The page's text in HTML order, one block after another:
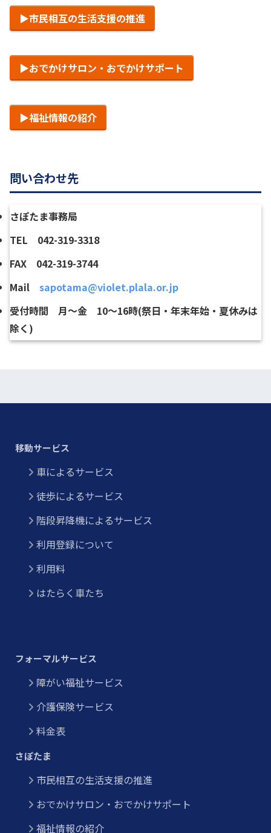
▶︎市民相互の生活支援の推進
▶︎おでかけサロン・おでかけサポート
▶︎福祉情報の紹介
問い合わせ先
さぽたま事務局
TEL 042-319-3318
FAX 042-319-3744
Mail sapotama@violet.plala.or.jp
受付時間 月〜金 10〜16時(祭日・年末年始・夏休みは
除く)
移動サービス
車によるサービス
徒歩によるサービス
階段昇降機によるサービス
利用登録について
利用料
はたらく車たち
フォーマルサービス
障がい福祉サービス
介護保険サービス
料金表
さぽたま
市民相互の生活支援の推進
おでかけサロン・おでかけサポート
福祉情報の紹介